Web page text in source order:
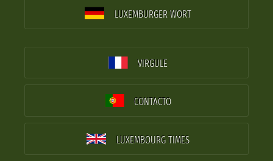
LUXEMBURGER WORT
VIRGULE
CONTACTO
LUXEMBOURG TIMES